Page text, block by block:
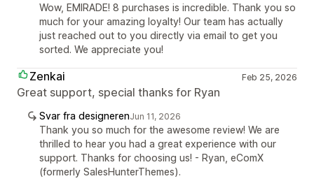
Wow, EMIRADE! 8 purchases is incredible. Thank you so
much for your amazing loyalty! Our team has actually
just reached out to you directly via email to get you
sorted. We appreciate you!
Zenkai Feb 25, 2026
Great support, special thanks for Ryan
Svar fra designerenJun 11, 2026
Thank you so much for the awesome review! We are
thrilled to hear you had a great experience with our
support. Thanks for choosing us! - Ryan, eComX
(formerly SalesHunterThemes).